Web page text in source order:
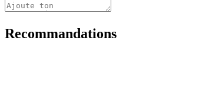
Recommandations